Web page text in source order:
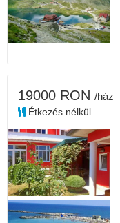
19000 RON /ház
Étkezés nélkül